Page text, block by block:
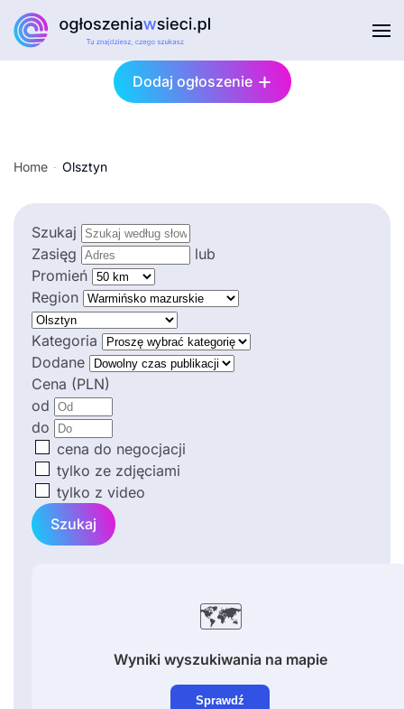
Dodaj ogłoszenie
Home Olsztyn
Szukaj
Zasięg
lub
Promień
Region
Kategoria
Dodane
Cena (PLN)
od
do
cena do negocjacji
tylko ze zdjęciami
tylko z video
Szukaj
🗺️
Wyniki wyszukiwania na mapie
Sprawdź